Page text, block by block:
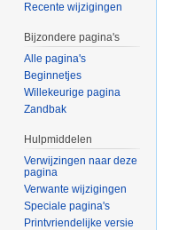
Recente wijzigingen
Bijzondere pagina's
Alle pagina's
Beginnetjes
Willekeurige pagina
Zandbak
Hulpmiddelen
Verwijzingen naar deze
pagina
Verwante wijzigingen
Speciale pagina's
Printvriendelijke versie